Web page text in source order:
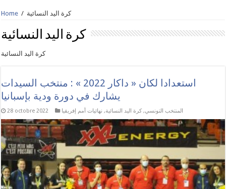
Home / كرة اليد النسائية
كرة اليد النسائية
كرة اليد النسائية
استعدادا لكان « داكار 2022 » : منتخب السيدات
يشارك في دورة ودية بإسبانيا
28 octobre 2022 المنتخب التونسي, كرة اليد النسائية, نهائيات أمم إفريقيا